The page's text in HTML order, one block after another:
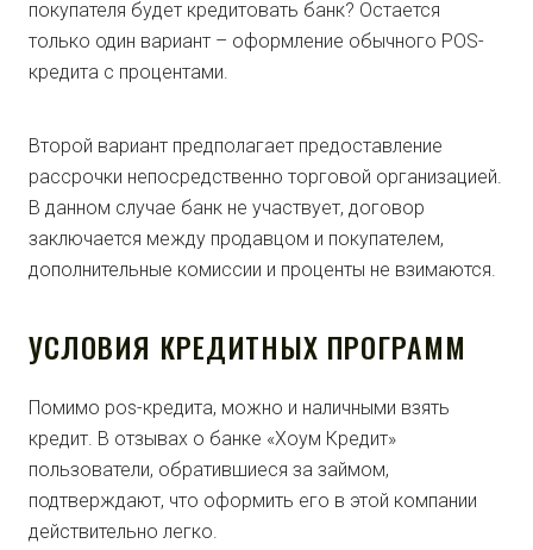
покупателя будет кредитовать банк? Остается
только один вариант – оформление обычного POS-
кредита с процентами.
Второй вариант предполагает предоставление
рассрочки непосредственно торговой организацией.
В данном случае банк не участвует, договор
заключается между продавцом и покупателем,
дополнительные комиссии и проценты не взимаются.
УСЛОВИЯ КРЕДИТНЫХ ПРОГРАММ
Помимо pos-кредита, можно и наличными взять
кредит. В отзывах о банке «Хоум Кредит»
пользователи, обратившиеся за займом,
подтверждают, что оформить его в этой компании
действительно легко.